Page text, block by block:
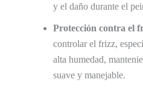
y el daño durante el
Protección contra el
controlar el frizz,
alta humedad,
suave y manejable.